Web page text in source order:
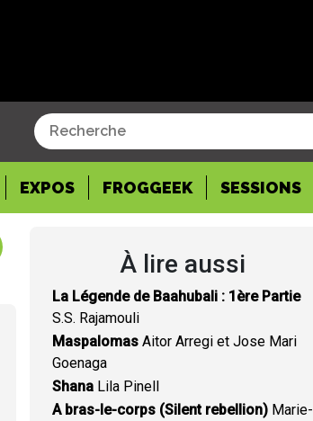
EXPOS FROGGEEK SESSIONS
À lire aussi
La Légende de Baahubali : 1ère Partie
S.S. Rajamouli
Maspalomas Aitor Arregi et Jose Mari
Goenaga
Shana Lila Pinell
A bras-le-corps (Silent rebellion) Marie-